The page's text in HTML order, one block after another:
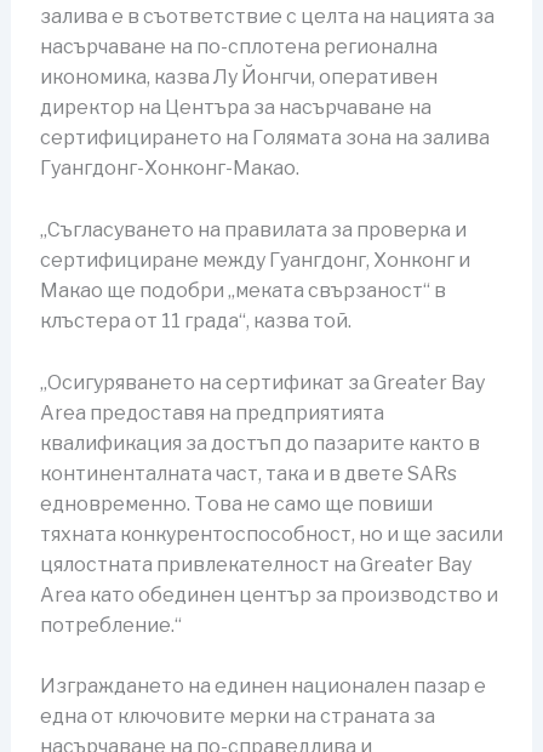
залива е в съответствие с целта на нацията за
насърчаване на по-сплотена регионална
икономика, казва Лу Йонгчи, оперативен
директор на Центъра за насърчаване на
сертифицирането на Голямата зона на залива
Гуангдонг-Хонконг-Макао.
„Съгласуването на правилата за проверка и
сертифициране между Гуангдонг, Хонконг и
Макао ще подобри „меката свързаност“ в
клъстера от 11 града“, казва той.
„Осигуряването на сертификат за Greater Bay
Area предоставя на предприятията
квалификация за достъп до пазарите както в
континенталната част, така и в двете SARs
едновременно. Това не само ще повиши
тяхната конкурентоспособност, но и ще засили
цялостната привлекателност на Greater Bay
Area като обединен център за производство и
потребление.“
Изграждането на единен национален пазар е
една от ключовите мерки на страната за
насърчаване на по-справедлива и